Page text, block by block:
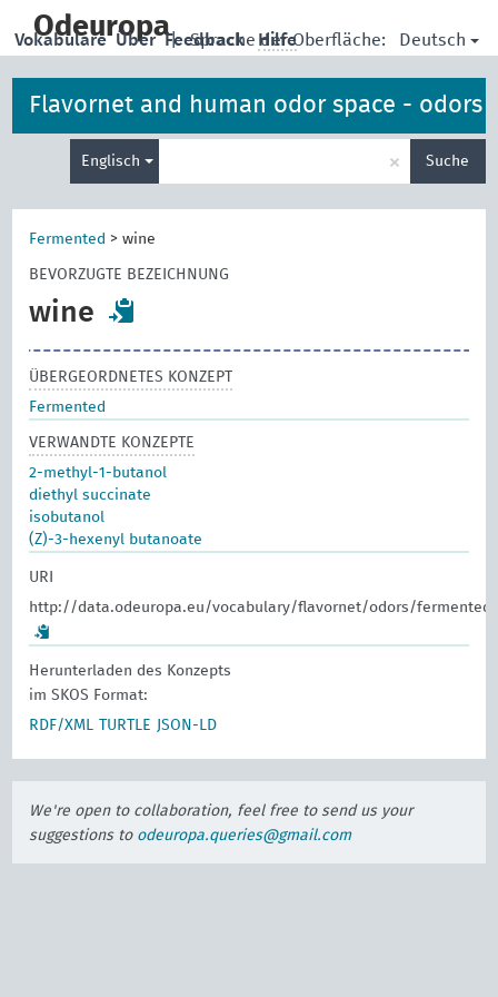
main
Odeuropa| Sprache der Oberfläche: Deutsch
Vokabulare Über Feedback Hilfe
Flavornet and human odor space - odors
Englisch × Suche
Fermented >wine
BEVORZUGTE BEZEICHNUNG
wine
ÜBERGEORDNETES KONZEPT
Fermented
VERWANDTE KONZEPTE
2-methyl-1-butanol
diethyl succinate
isobutanol
(Z)-3-hexenyl butanoate
URI
http://data.odeuropa.eu/vocabulary/flavornet/odors/
Herunterladen des Konzepts
im SKOS Format:
RDF/XML
TURTLE JSON-LD
We're open to collaboration, feel free to send us your
suggestions to odeuropa.queries@gmail.com